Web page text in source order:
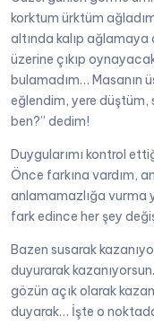
korktum ürktüm
altında kalıp
üzerine çıkıp
bulamadım… Masanın
eğlendim, yere düştüm,
ben?” dedim!
Duygularımı kontrol
Önce farkına vardım,
anlamamazlığa vurma
fark edince her şey
Bazen susarak
duyurarak
gözün açık olarak
duyarak… İşte o